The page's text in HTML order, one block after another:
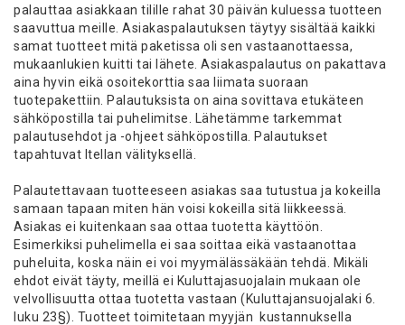
palauttaa asiakkaan tilille rahat 30 päivän kuluessa tuotteen
saavuttua meille. Asiakaspalautuksen täytyy sisältää kaikki
samat tuotteet mitä paketissa oli sen vastaanottaessa,
mukaanlukien kuitti tai lähete. Asiakaspalautus on pakattava
aina hyvin eikä osoitekorttia saa liimata suoraan
tuotepakettiin. Palautuksista on aina sovittava etukäteen
sähköpostilla tai puhelimitse. Lähetämme tarkemmat
palautusehdot ja -ohjeet sähköpostilla. Palautukset
tapahtuvat Itellan välityksellä.
Palautettavaan tuotteeseen asiakas saa tutustua ja kokeilla
samaan tapaan miten hän voisi kokeilla sitä liikkeessä.
Asiakas ei kuitenkaan saa ottaa tuotetta käyttöön.
Esimerkiksi puhelimella ei saa soittaa eikä vastaanottaa
puheluita, koska näin ei voi myymälässäkään tehdä. Mikäli
ehdot eivät täyty, meillä ei Kuluttajasuojalain mukaan ole
velvollisuutta ottaa tuotetta vastaan (Kuluttajansuojalaki 6.
luku 23§). Tuotteet toimitetaan myyjän kustannuksella